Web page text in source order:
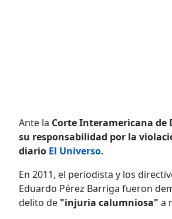
Ante la Corte Interamericana de
su responsabilidad por la
diario El Universo.
En 2011, el periodista y los
Eduardo Pérez Barriga fueron
delito de "injuria calumniosa" a